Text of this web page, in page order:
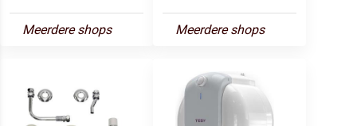
Meerdere shops Meerdere shops